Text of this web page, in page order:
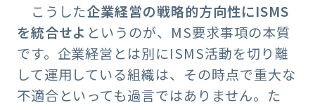
こうした企業経営の戦略的方向性にISMS
を統合せよ というのが、MS要求事項の本質
です。企業経営とは別にISMS活動を切り離
して運用している組織は、その時点で重大な
不適合といっても過言ではありません。た